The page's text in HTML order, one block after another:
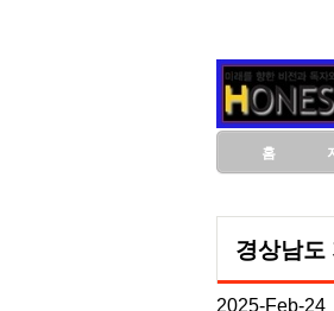
홈
경상남도
2025-Feb-24